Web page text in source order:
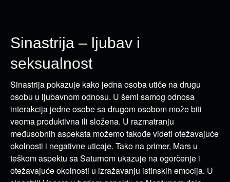
Sinastrija – ljubav i
seksualnost
Sinastrija pokazuje kako jedna osoba utiče na drugu
osobu u ljubavnom odnosu. U šemi samog odnosa
interakcija jedne osobe sa drugom osobom može biti
veoma produktivna ili složena. U razmatranju
međusobnih aspekata možemo takođe videti otežavajuće
okolnosti i negativne uticaje. Tako na primer, Mars u
teškom aspektu sa Saturnom ukazuje na ogorčenje i
otežavajuće okolnosti u izražavanju istinskih emocija. U